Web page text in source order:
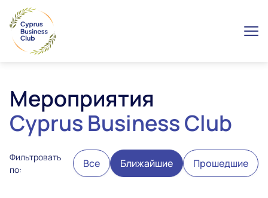
Мероприятия
Cyprus Business Club
Фильтровать
по:
Все Ближайшие Прошедшие